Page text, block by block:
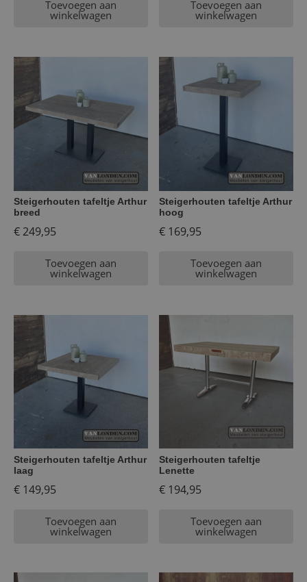
Toevoegen aan
winkelwagen
Toevoegen aan
winkelwagen
Steigerhouten tafeltje Arthur
breed
€249,95
Toevoegen aan
winkelwagen
Steigerhouten tafeltje Arthur
hoog
€ 169,95
Toevoegen aan
winkelwagen
Steigerhouten tafeltje Arthur
laag
€ 149,95
Toevoegen aan
winkelwagen
Steigerhouten tafeltje
Lenette
€ 194,95
Toevoegen aan
winkelwagen